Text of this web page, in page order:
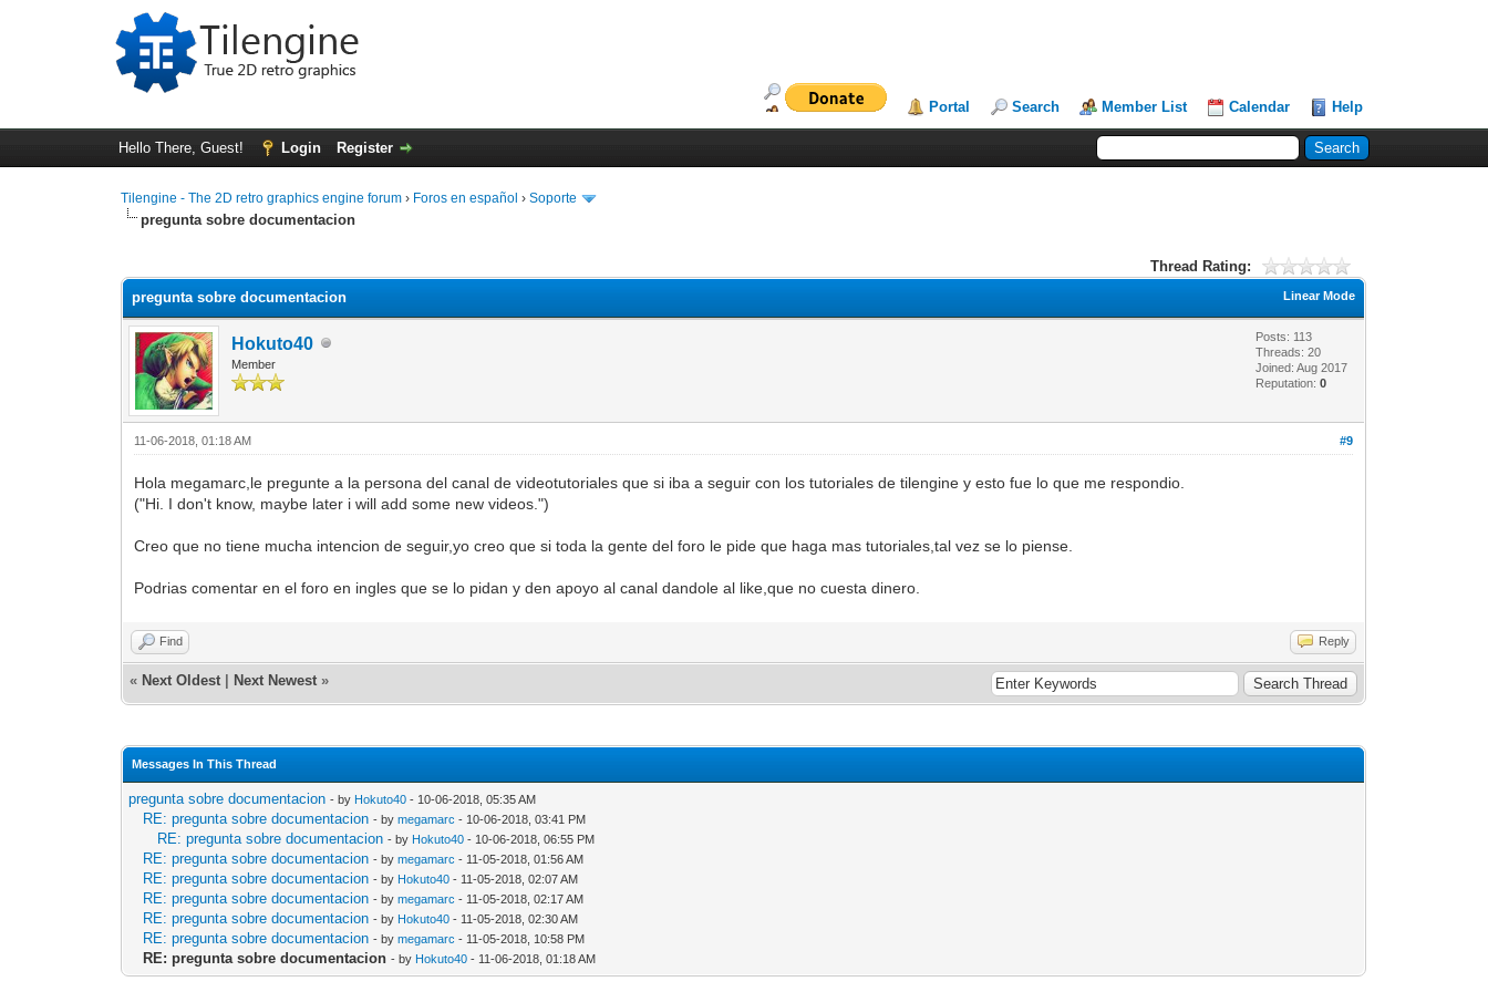
Portal Search Member List Calendar Help
Hello There, Guest! Login Register
Tilengine - The 2D retro graphics engine forum › Foros en español ›Soporte
pregunta sobre documentacion
Thread Rating:
Linear Mode
pregunta sobre documentacion
Hokuto40
Member
Posts: 113
Threads: 20
Joined: Aug 2017
Reputation:0
#9
11-06-2018, 01:18 AM
Hola megamarc,le pregunte a la persona del canal de videotutoriales que si iba a seguir con los tutoriales de tilengine y esto fue lo que me respondio.
("Hi. I don't know, maybe later i will add some new videos. ")
Creo que no tiene mucha intencion de seguir,yo creo que si toda la gente del foro le pide que haga mas tutoriales,tal vez se lo piense.
Podrias comentar en el foro en ingles que se lo pidan y den apoyo al canal dandole al like,que no cuesta dinero.
Find Reply
« Next Oldest Next Newest »
Messages In This Thread
pregunta sobre documentacion - by Hokuto40 - 10-06-2018, 05:35 AM
RE: pregunta sobre documentacion - bymegamarc - 10-06-2018, 03:41 PM
RE: pregunta sobre documentacion - by Hokuto40 - 10-06-2018, 06:55 PM
RE: pregunta sobre documentacion - bymegamarc - 11-05-2018, 01:56 AM
RE: pregunta sobre documentacion - by Hokuto40 - 11-05-2018, 02:07 AM
RE: pregunta sobre documentacion - bymegamarc - 11-05-2018, 02:17 AM
RE: pregunta sobre documentacion - by Hokuto40 - 11-05-2018, 02:30 AM
RE: pregunta sobre documentacion - bymegamarc - 11-05-2018, 10:58 PM
RE: pregunta sobre documentacion - by Hokuto40 - 11-06-2018, 01:18 AM